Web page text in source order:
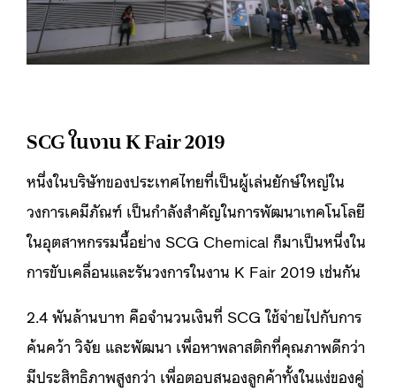
SCG ในงาน K Fair 2019
หนึ่งในบริษัทของประเทศไทยที่เป็นผู้เล่นยักษ์ใหญ่ใน
วงการเคมีภัณฑ์ เป็นกำลังสำคัญในการพัฒนาเทคโนโลยี
ในอุตสาหกรรมนี้อย่าง SCG Chemical ก็มาเป็นหนึ่งใน
การขับเคลื่อนและรันวงการในงาน K Fair 2019 เช่นกัน
2.4 พันล้านบาท คือจำนวนเงินที่ SCG ใช้จ่ายไปกับการ
ค้นคว้า วิจัย และพัฒนา เพื่อหาพลาสติกที่คุณภาพดีกว่า
มีประสิทธิภาพสูงกว่า เพื่อตอบสนองลูกค้าทั้งในแง่ของคู่